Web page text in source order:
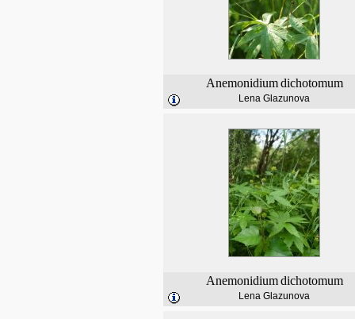
Anemonidium dichotomum
Lena Glazunova
Anemonidium dichotomum
Lena Glazunova